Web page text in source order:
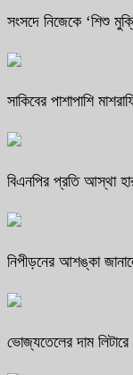
সংসদে নিজেকে ‘শিশু
সাকিবের পাশাপাশি
বিএনপির প্রতি আস্থা
নিপীড়নের আশঙ্কা
ভোজ্যতেলের দাম লিটারে